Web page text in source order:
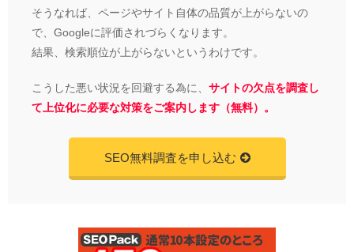
そうなれば、ページやサイト自体の品質が上がらないの
で、Googleに評価されづらくなります。
結果、検索順位が上がらないというわけです。
こうした悪い状況を回避する為に、 サイトの欠点を調査し
て上位化に必要な対策をご案内します（無料）。
SEO無料調査を申し込む